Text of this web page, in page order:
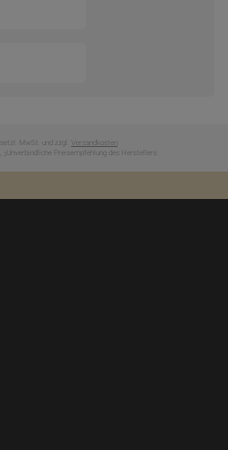
MwSt. und zzgl. Versandkosten
Unverbindliche Preisempfehlung des Herstellers